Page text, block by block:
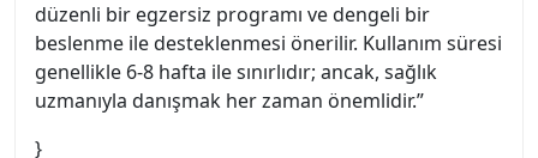
düzenli bir egzersiz programı ve dengeli bir
beslenme ile desteklenmesi önerilir. Kullanım süresi
genellikle 6-8 hafta ile sınırlıdır; ancak, sağlık
uzmanıyla danışmak her zaman önemlidir.”
}